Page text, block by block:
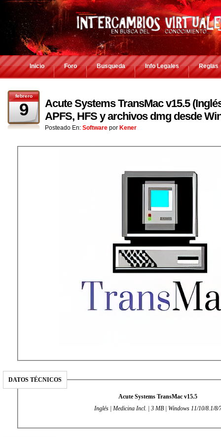
Inicio Foro Busqueda Info Legales Reglas
febrero
9
Acute Systems TransMac v15.5
APFS, HFS y archivos dmg desde
Posteado En: Software por Kener
DATOS TÉCNICOS
Acute Systems TransMac v15.5
Inglés | Medicina Incl. | 3 MB | Windows 11/10/8.1/8/